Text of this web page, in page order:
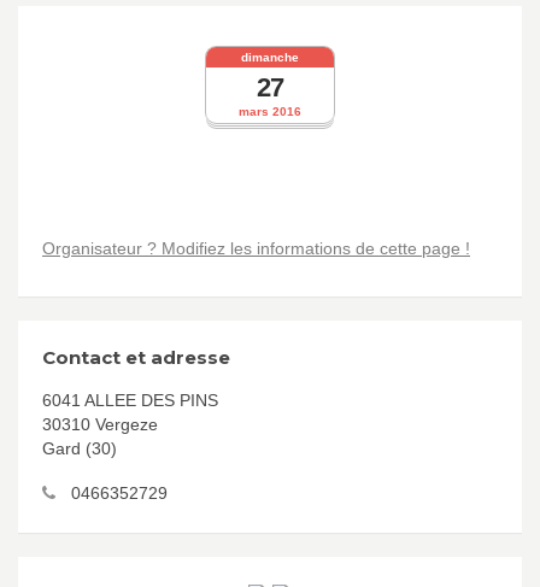
mars 2016
dimanche
27
Organisateur ? Modifiez les informations de cette page !
Contact et adresse
6041 ALLEE DES PINS
30310 Vergeze
Gard (30)
0466352729